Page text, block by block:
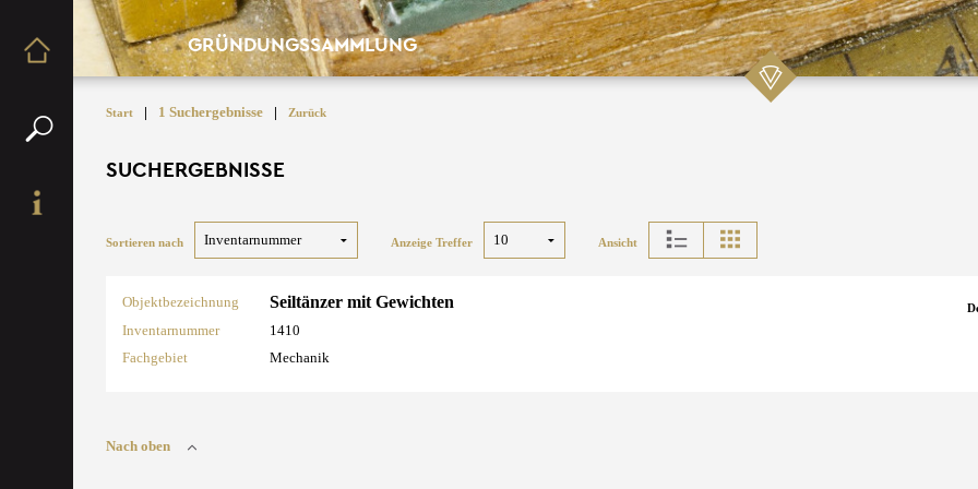
GRÜNDUNGSSAMMLUNG
Start | 1 Suchergebnisse | Zurück
SUCHERGEBNISSE
Sortieren nach Anzeige Treffer Ansicht
Objektbezeichnung Seiltänzer mit Gewichten
Inventarnummer
1410
Fachgebiet
Mechanik
Nach oben